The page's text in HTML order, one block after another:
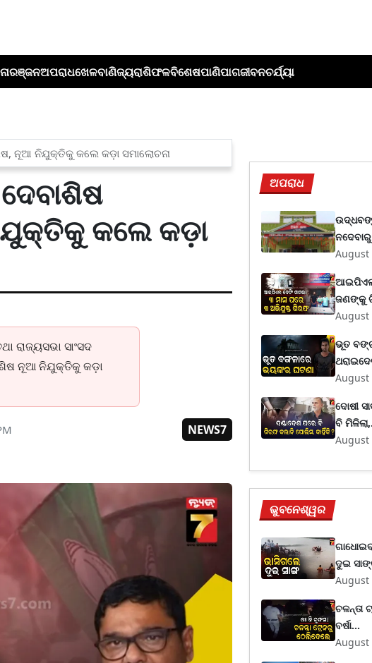
ଅପରାଧଖେଳବାଣିଜ୍ୟରାଶିଫଳବିଶେଷପାଣିପାଗଜୀବନଚର୍ଯ୍ୟା
ନୂଆ ନିଯୁକ୍ତିକୁ କଲେ କଡ଼ା ସମାଲୋଚନା
କଲେ କଡ଼ା
ରାଜ୍ୟସଭା ସାଂସଦ
ନୂଆ ନିଯୁକ୍ତିକୁ କଡ଼ା
NEWS7
ଅପରାଧ
August
ଆଇପିଏଲ
ଜଣଙ୍କୁ
August
ଭୂତ
August
ଦୋଷୀ
ବି
August
ଭୁବନେଶ୍ୱର
ଦୁଇ
August
ଚଳନ୍ତା
ବର୍ଷା...
August